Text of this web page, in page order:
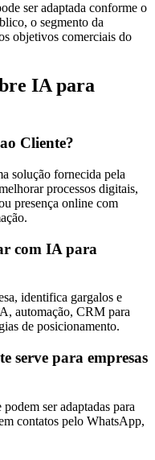
ser adaptada conforme o
o segmento da
objetivos comerciais do
IA para
Cliente?
solução fornecida pela
processos digitais,
presença online com
com IA para
identifica gargalos e
automação, CRM para
de posicionamento.
serve para empresas
ser adaptadas para
contatos pelo WhatsApp,